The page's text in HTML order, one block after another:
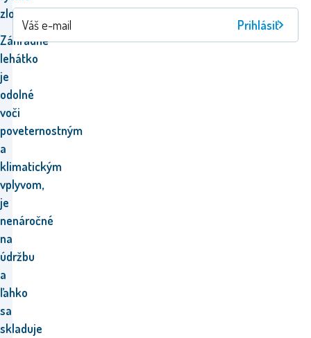
zložiť.
Záhradné
lehátko
je
odolné
voči
poveternostným
a
klimatickým
vplyvom,
je
nenáročné
na
údržbu
a
ľahko
sa
skladuje
Prihlásiť